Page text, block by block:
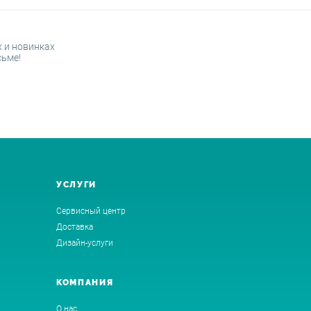
и новинках
УСЛУГИ
Сервисный центр
Доставка
Дизайн-услуги
КОМПАНИЯ
О нас